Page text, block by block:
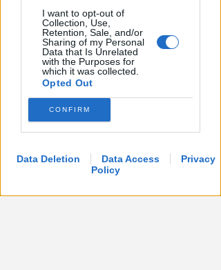
I want to opt-out of
Collection, Use,
Retention, Sale, and/or
Sharing of my Personal
Data that Is Unrelated
with the Purposes for
which it was collected.
Opted Out
CONFIRM
Data Deletion Data Access
Privacy
Policy
CRER FIGC LND
Ecco i gironi di Eccellenza:
Rimini nel B, l'Ars Et Labor è nel
girone A
Icaro Sport